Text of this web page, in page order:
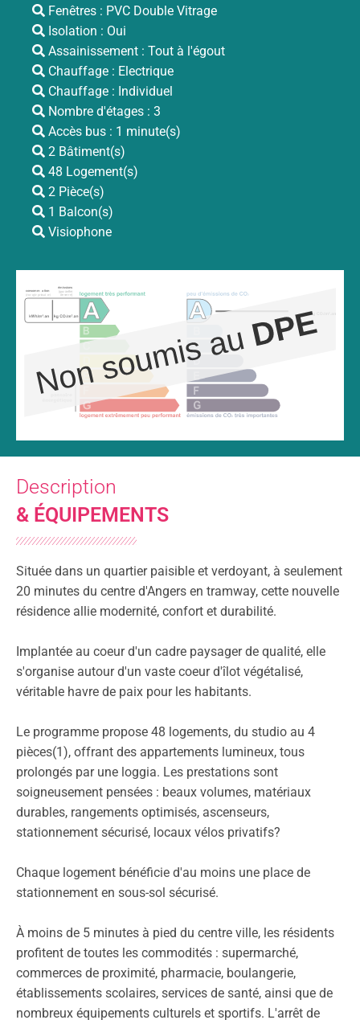
Fenêtres : PVC Double Vitrage
Isolation : Oui
Assainissement : Tout à l'égout
Chauffage : Electrique
Chauffage : Individuel
Nombre d'étages : 3
Accès bus : 1 minute(s)
2 Bâtiment(s)
48 Logement(s)
2 Pièce(s)
1 Balcon(s)
Visiophone
consomm ation
éne rgie primai re
émissions
(gaz à effet
Description
& ÉQUIPEMENTS
Située dans un quartier paisible et verdoyant, à seulement
20 minutes du centre d'Angers en tramway, cette nouvelle
résidence allie modernité, confort et durabilité.
Implantée au coeur d'un cadre paysager de qualité, elle
s'organise autour d'un vaste coeur d'îlot végétalisé,
véritable havre de paix pour les habitants.
Le programme propose 48 logements, du studio au 4
pièces(1), offrant des appartements lumineux, tous
prolongés par une loggia. Les prestations sont
soigneusement pensées : beaux volumes, matériaux
durables, rangements optimisés, ascenseurs,
stationnement sécurisé, locaux vélos privatifs?
Chaque logement bénéficie d'au moins une place de
stationnement en sous-sol sécurisé.
À moins de 5 minutes à pied du centre ville, les résidents
profitent de toutes les commodités : supermarché,
commerces de proximité, pharmacie, boulangerie,
établissements scolaires, services de santé, ainsi que de
nombreux équipements culturels et sportifs. L'arrêt de